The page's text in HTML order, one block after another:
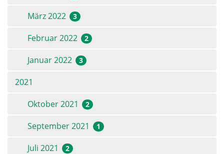
März 2022 3
Februar 2022 2
Januar 2022 3
2021
Oktober 2021
2
September 2021 1
Juli 2021 2